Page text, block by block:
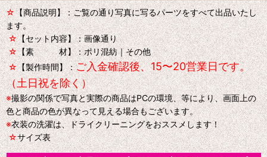
☆【商品説明】：ご覧の通り写真に写るパーツをすべて出品いたし
ます。
☆【セット内容】：画像通り
☆【素 材】：ポリ混紡｜その他
☆【製作時間】：ご入金確認後、15〜20営業日です。
（土日祝を除く）
※撮影の関係で写真と実際の商品はPCの環境、等により、画面上の
色と商品の色が異なって見える場合もございます。
※衣装の洗濯は、ドライクリーニングをおススメします！
☆サイズ表